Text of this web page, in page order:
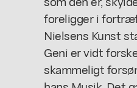
foreligger i
Nielsens Kunst
Geni er vidt
skammeligt